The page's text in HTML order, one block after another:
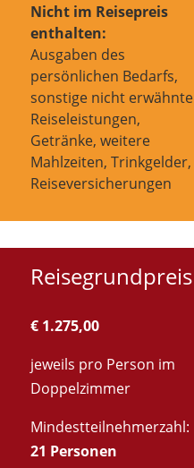
Nicht im Reisepreis
enthalten:
Ausgaben des
persönlichen Bedarfs,
sonstige nicht erwähnte
Reiseleistungen,
Getränke, weitere
Mahlzeiten, Trinkgelder,
Reiseversicherungen
Reisegrundpreis
€ 1.275,00
jeweils pro Person im
Doppelzimmer
Mindestteilnehmerzahl:
21 Personen